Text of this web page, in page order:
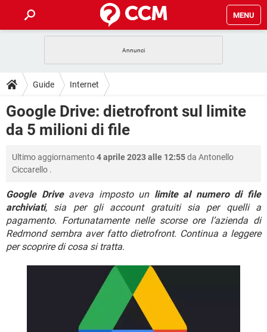
MENU
INTRATTENIMENTO
iOS WINDOWS 10
INSTAGRAM
HARDWARE
GUIDE
COVID-19
INTRATTENIMENTO ANDROID
INSTAGRAM WHATSAPP
HARDWARE
DOWNLOAD
COVID-19
iOS
INSTAGRAM WHATSAPP
TIKTOK FACEBOOK
HARDWARE
FORUM
COVID-19 GAMING
iOS WINDOWS 10
INSTAGRAM WHATSAPP
TIKTOK FACEBOOK
GLOSSARIO
COVID-19 GAMING
INTRATTENIMENTO ANDROID
iOS WINDOWS 10
INSTAGRAM
FACEBOOK
Guide Internet
Google Drive: dietrofront sul limite
da 5 milioni di file
Ultimo aggiornamento4 aprile 2023 alle 12:55da Antonello
Ciccarello .
Google Driveaveva imposto un limite al numero di file
archiviati, sia per gli account gratuiti sia per quelli a
pagamento. Fortunatamente nelle scorse ore l’azienda di
Redmond sembra aver fatto dietrofront. Continua a leggere
per scoprire di cosa si tratta.